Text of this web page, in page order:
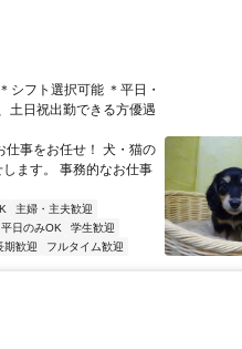
シフト選択可能 ＊平日・
土日祝出勤できる方優遇
仕事をお任せ！ 犬・猫の
ます。 事務的なお仕事
主婦・主夫歓迎
平日のみOK
学生歓迎
期歓迎 フルタイム歓迎